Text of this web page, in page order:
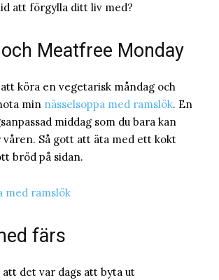
att förgylla ditt liv med?
Meatfree Monday
köra en vegetarisk måndag och
min nässelsoppa med ramslök. En
middag som du bara kan
våren. Så gott att äta med ett kokt
bröd på sidan.
färs
att det var dags att byta ut